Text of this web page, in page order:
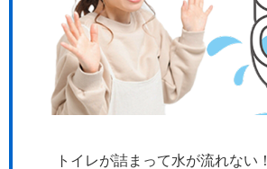
トイレが詰まって水が流れない！